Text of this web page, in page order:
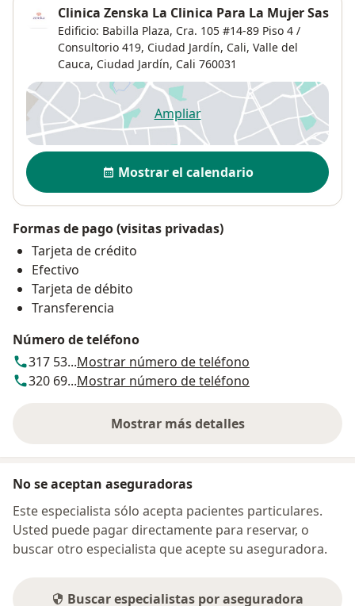
Clinica Zenska La Clinica Para La Mujer Sas
Edificio: Babilla Plaza, Cra. 105 #14-89 Piso 4 /
Consultorio 419, Ciudad Jardín, Cali, Valle del
Cauca, Ciudad Jardín, Cali 760031
Ampliarse abre en una nueva
Disponibilidad
Mostrar el calendario
Formas de pago (visitas privadas)
Tarjeta de crédito
Efectivo
Tarjeta de débito
Transferencia
Número de teléfono
317 53...Mostrar número de teléfono
320 69...Mostrar número de teléfono
Mostrar más detalles
sobre la dirección
No se aceptan aseguradoras
Este especialista sólo acepta pacientes particulares.
Usted puede pagar directamente para reservar, o
buscar otro especialista que acepte su aseguradora.
Buscar especialistas por aseguradora